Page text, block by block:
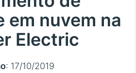
em nuvem na
Electric
: 17/10/2019